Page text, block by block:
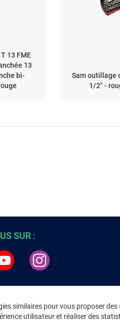
13 FME
13
bi-
Sam outillage
1/2" -
similaires pour vous proposer
utilisateur et réaliser des
SUR :
LÉGALES